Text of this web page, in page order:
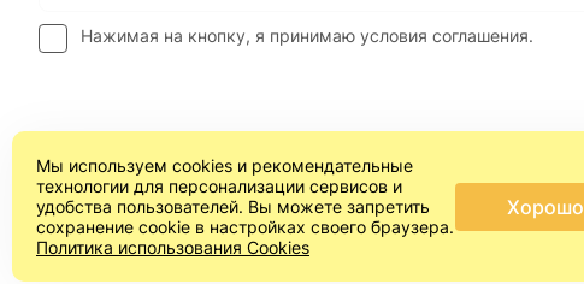
Нажимая на кнопку, я принимаю условия соглашения.
© 2026 Арт-студия "ПроСвет"®
Мы используем cookies и рекомендательные
технологии для персонализации сервисов и
удобства пользователей. Вы можете запретить
сохранение cookie в настройках своего браузера.
Политика использования Cookies
Хорошо